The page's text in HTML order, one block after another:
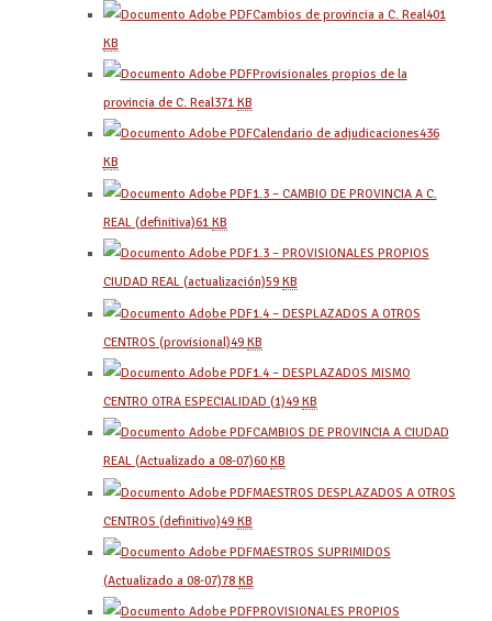
Cambios de provincia a C. Real401
KB
Provisionales propios de la
provincia de C. Real371 KB
Calendario de adjudicaciones436
KB
1.3 – CAMBIO DE PROVINCIA A C.
REAL (definitiva)61 KB
1.3 – PROVISIONALES PROPIOS
CIUDAD REAL (actualización)59 KB
1.4 – DESPLAZADOS A OTROS
CENTROS (provisional)49 KB
1.4 – DESPLAZADOS MISMO
CENTRO OTRA ESPECIALIDAD (1)49 KB
CAMBIOS DE PROVINCIA A CIUDAD
REAL (Actualizado a 08-07)60 KB
MAESTROS DESPLAZADOS A OTROS
CENTROS (definitivo)49 KB
MAESTROS SUPRIMIDOS
(Actualizado a 08-07)78 KB
PROVISIONALES PROPIOS